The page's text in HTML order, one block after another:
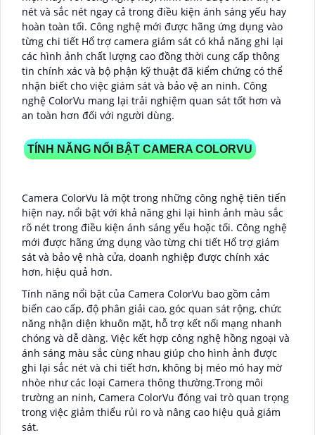
nét và sắc nét ngay cả trong điều kiện ánh sáng yếu hay
hoàn toàn tối. Công nghệ mới được hãng ứng dụng vào
từng chi tiết Hổ trợ camera giám sát có khả năng ghi lại
các hình ảnh chất lượng cao đồng thời cung cấp thông
tin chính xác và bộ phận kỹ thuật đã kiểm chứng có thể
nhận biết cho việc giám sát và bảo vệ an ninh. Công
nghệ ColorVu mang lại trải nghiệm quan sát tốt hơn và
an toàn hơn đối với người dùng.
TÍNH NĂNG NỔI BẬT CAMERA COLORVU
Camera ColorVu là một trong những công nghệ tiên tiến
hiện nay, nổi bật với khả năng ghi lại hình ảnh màu sắc
rõ nét trong điều kiện ánh sáng yếu hoặc tối. Công nghệ
mới được hãng ứng dụng vào từng chi tiết Hổ trợ giám
sát và bảo vệ nhà cửa, doanh nghiệp được chính xác
hơn, hiệu quả hơn.
Tính năng nổi bật của Camera ColorVu bao gồm cảm
biến cao cấp, độ phân giải cao, góc quan sát rộng, chức
năng nhận diện khuôn mặt, hỗ trợ kết nối mạng nhanh
chóng và dễ dàng. Việc kết hợp công nghệ hồng ngoại và
ánh sáng màu sắc cùng nhau giúp cho hình ảnh được
ghi lại sắc nét và chi tiết hơn, không bị méo mó hay mờ
nhòe như các loại Camera thông thường.Trong môi
trường an ninh, Camera ColorVu đóng vai trò quan trọng
trong việc giảm thiểu rủi ro và nâng cao hiệu quả giám
sát.